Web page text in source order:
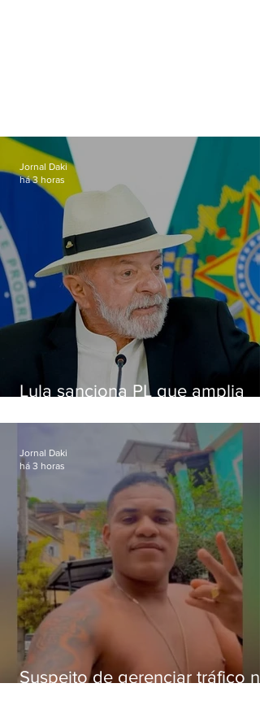
Lula sanciona PL que amplia
crianças
Jornal Daki
há 3 horas
Suspeito de gerenciar tráfico na
Jornal Daki
há 3 horas